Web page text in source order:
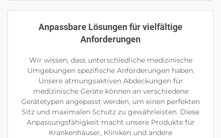
Anpassbare Lösungen für vielfältige
Anforderungen
Wir wissen, dass unterschiedliche medizinische
Umgebungen spezifische Anforderungen haben.
Unsere atmungsaktiven Abdeckungen für
medizinische Geräte können an verschiedene
Gerätetypen angepasst werden, um einen perfekten
Sitz und maximalen Schutz zu gewährleisten. Diese
Anpassungsfähigkeit macht unsere Produkte für
Krankenhäuser, Kliniken und andere